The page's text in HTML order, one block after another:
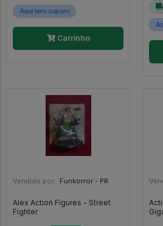
Aqui tem cupom
Carrinho
Vendido por: Funkorror - PR
Alex Action Figures - Street
Fighter